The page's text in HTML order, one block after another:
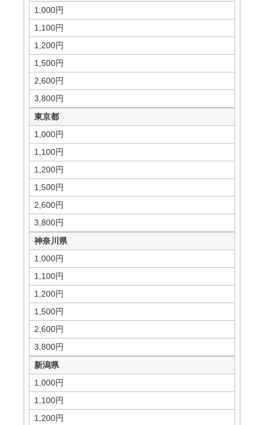
1,000円
1,100円
1,200円
1,500円
2,600円
3,800円
東京都
1,000円
1,100円
1,200円
1,500円
2,600円
3,800円
神奈川県
1,000円
1,100円
1,200円
1,500円
2,600円
3,800円
新潟県
1,000円
1,100円
1,200円